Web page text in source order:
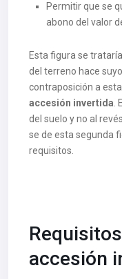
Permitir que se
abono del valor
Esta figura se
del terreno hace
contraposición a
accesión invertida
del suelo y no al
se de esta segunda
requisitos.
accesión